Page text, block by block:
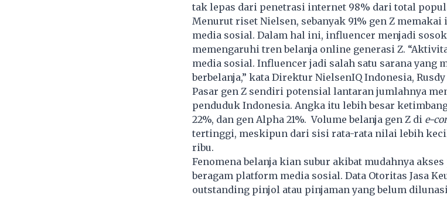
tak lepas dari penetrasi internet 98% dari total
Menurut riset Nielsen, sebanyak 91% gen Z
media sosial. Dalam hal ini, influencer menjadi
memengaruhi trenbelanja online generasi Z.
media sosial. Influencer jadi salah satu sarana yang
berbelanja,” kata Direktur NielsenIQ Indonesia,
Pasar gen Z sendiri potensial lantaran jumlahnya
penduduk Indonesia. Angka itu lebih besar
22%, dan gen Alpha 21%. Volume belanja gen Z di e-
tertinggi, meskipun dari sisi rata-rata nilai lebih
ribu.
Fenomena belanja kian subur akibat mudahnya akses
beragam platform media sosial. Data Otoritas Jasa
outstanding pinjol atau pinjaman yang belum